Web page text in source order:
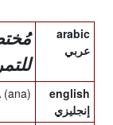
arabic
عربي
english
إنجليزي
(ana)